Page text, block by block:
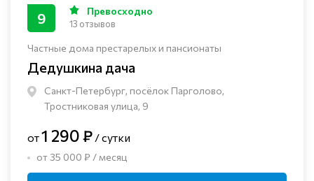
Частные дома престарелых и пансионаты
Дедушкина дача
Санкт-Петербург, посёлок Парголово,
Тростниковая улица, 9
9 Превосходно
13 отзывов
от1 290 ₽ / сутки
от 35 000 ₽ / месяц